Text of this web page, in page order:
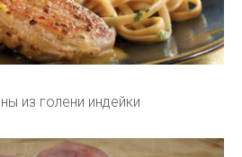
из голени индейки